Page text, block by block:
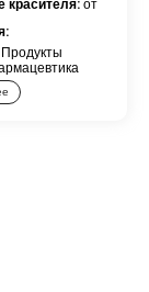
красителя:от
Продукты